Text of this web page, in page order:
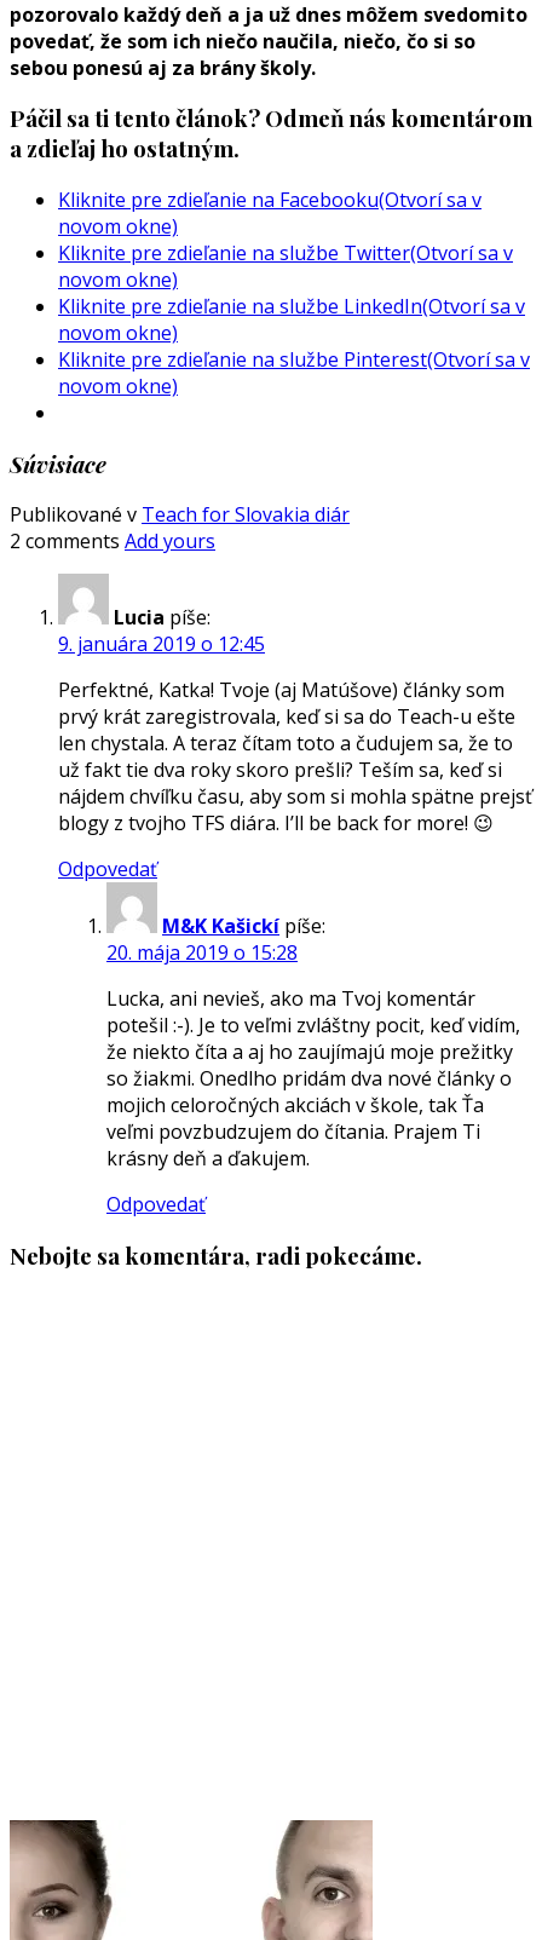
pozorovalo každý deň a ja už dnes môžem svedomito
povedať, že som ich niečo naučila, niečo, čo si so
sebou ponesú aj za brány školy.
Páčil sa ti tento článok? Odmeň nás komentárom
a zdieľaj ho ostatným.
Kliknite pre zdieľanie na Facebooku(Otvorí sa v
novom okne)
Kliknite pre zdieľanie na službe Twitter(Otvorí sa v
novom okne)
Kliknite pre zdieľanie na službe LinkedIn(Otvorí sa v
novom okne)
Kliknite pre zdieľanie na službe Pinterest(Otvorí sa v
novom okne)
Súvisiace
Publikované v Teach for Slovakia diár
2 comments Add yours
Lucia píše:
9. januára 2019 o 12:45
Perfektné, Katka! Tvoje (aj Matúšove) články som
prvý krát zaregistrovala, keď si sa do Teach-u ešte
len chystala. A teraz čítam toto a čudujem sa, že to
už fakt tie dva roky skoro prešli? Teším sa, keď si
nájdem chvíľku času, aby som si mohla spätne prejsť
blogy z tvojho TFS diára. I’ll be back for more! 😉
Odpovedať
M&K Kašickí píše:
20. mája 2019 o 15:28
Lucka, ani nevieš, ako ma Tvoj komentár
potešil :-). Je to veľmi zvláštny pocit, keď vidím,
že niekto číta a aj ho zaujímajú moje prežitky
so žiakmi. Onedlho pridám dva nové články o
mojich celoročných akciách v škole, tak Ťa
veľmi povzbudzujem do čítania. Prajem Ti
krásny deň a ďakujem.
Odpovedať
Nebojte sa komentára, radi pokecáme.